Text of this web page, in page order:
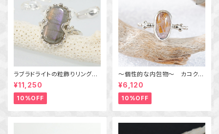
ラブラドライトの粒飾りリング
（パープル＆オレンジ） 16号
¥11,250
10%OFF
～個性的な内包物～ カコクセ
ナイトインアメジストの粒飾りリ
ング 10号 天然石アクセサリ
ー 一点物 macari
¥6,120
10%OFF